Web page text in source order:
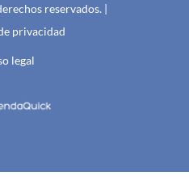
reservados. |
privacidad
legal